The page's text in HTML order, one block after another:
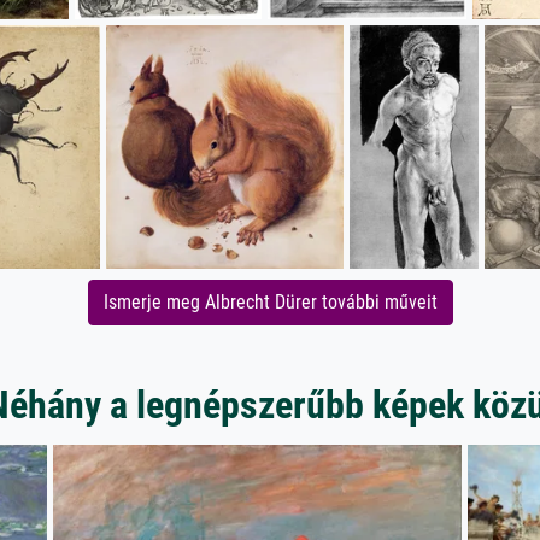
Ismerje meg Albrecht Dürer további műveit
a legnépszerűbb képek